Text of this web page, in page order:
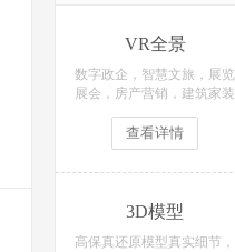
VR全景
数字政企，智慧文旅，展览
展会，房产营销，建筑家装
查看详情
3D模型
高保真还原模型真实细节，